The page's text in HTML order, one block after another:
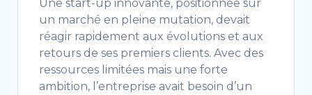
Une start-up innovante, positionnée sur
un marché en pleine mutation, devait
réagir rapidement aux évolutions et aux
retours de ses premiers clients. Avec des
ressources limitées mais une forte
ambition, l’entreprise avait besoin d’un